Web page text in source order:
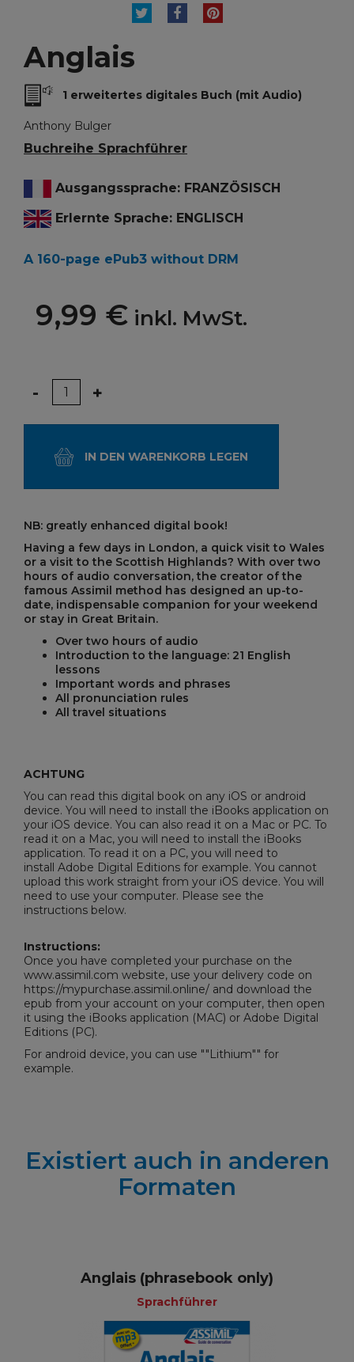
TWEETTEILENPINTEREST
Anglais
1 erweitertes digitales Buch (mit Audio)
Anthony Bulger
Buchreihe Sprachführer
Ausgangssprache: FRANZÖSISCH
Erlernte Sprache: ENGLISCH
A 160-page ePub3 without DRM
9,99 € inkl. MwSt.
Menge
- +
IN DEN WARENKORB LEGEN
NB: greatly enhanced digital book!
Having a few days in London, a quick visit to Wales
or a visit to the Scottish Highlands? With over two
hours of audio conversation, the creator of the
famous Assimil method has designed an up-to-
date, indispensable companion for your weekend
or stay in Great Britain.
Over two hours of audio
Introduction to the language: 21 English
lessons
Important words and phrases
All pronunciation rules
All travel situations
ACHTUNG
You can read this digital book on any iOS or android
device. You will need to install the iBooks application on
your iOS device. You can also read it on a Mac or PC. To
read it on a Mac, you will need to install the iBooks
application. To read it on a PC, you will need to
install Adobe Digital Editions for example. You cannot
upload this work straight from your iOS device. You will
need to use your computer. Please see the
instructions below.
Instructions:
Once you have completed your purchase on the
www.assimil.com website, use your delivery code on
https://mypurchase.assimil.online/ and download the
epub from your account on your computer, then open
it using the iBooks application (MAC) or Adobe Digital
Editions (PC).
For android device, you can use ""Lithium"" for
example.
Existiert auch in anderen
Formaten
Anglais (phrasebook only)
Sprachführer